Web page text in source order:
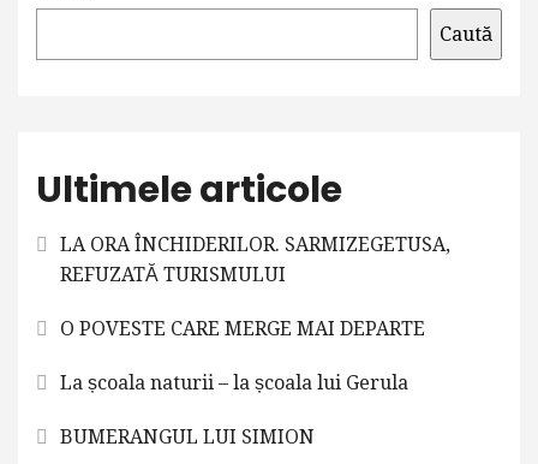
Caută
Ultimele articole
LA ORA ÎNCHIDERILOR. SARMIZEGETUSA,
REFUZATĂ TURISMULUI
O POVESTE CARE MERGE MAI DEPARTE
La școala naturii – la școala lui Gerula
BUMERANGUL LUI SIMION